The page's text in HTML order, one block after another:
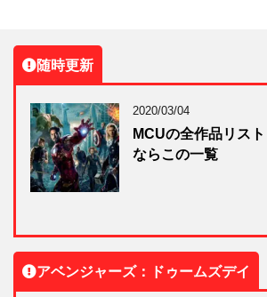
随時更新
2020/03/04
MCUの全作品リス
ならこの一覧
アベンジャーズ：ドゥームズデイ